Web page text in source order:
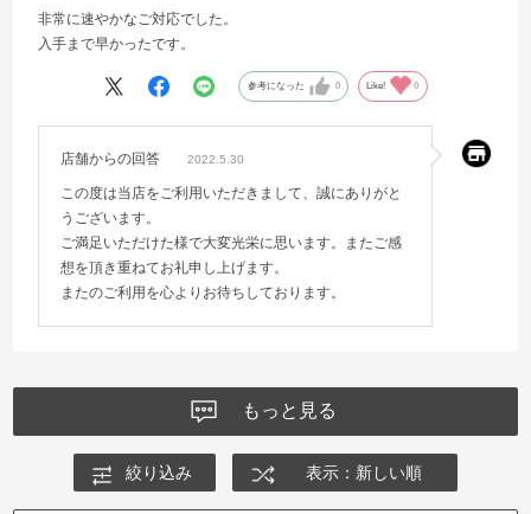
非常に速やかなご対応でした。
入手まで早かったです。
参考になった 0 Like! 0
店舗からの回答 2022.5.30
この度は当店をご利用いただきまして、誠にありがと
うございます。
ご満足いただけた様で大変光栄に思います。またご感
想を頂き重ねてお礼申し上げます。
またのご利用を心よりお待ちしております。
もっと見る
絞り込み 表示：新しい順